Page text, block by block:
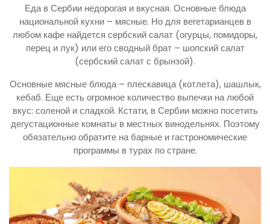
Еда в Сербии недорогая и вкусная. Основные блюда
национальной кухни – мясные. Но для вегетарианцев в
любом кафе найдется сербский салат (огурцы, помидоры,
перец и лук) или его сводный брат – шопский салат
(сербский салат с брынзой).
Основные мясные блюда – плескавица (котлета), шашлык,
кебаб. Еще есть огромное количество выпечки на любой
вкус: соленой и сладкой. Кстати, в Сербии можно посетить
дегустационные комнаты в местных винодельнях. Поэтому
обязательно обратите на барные и гастрономические
программы в турах по стране.